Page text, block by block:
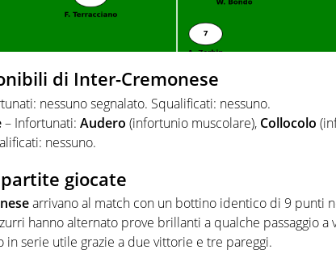
di Inter-Cremonese
nessuno segnalato. Squalificati: nessuno.
– Infortunati: Audero (infortunio muscolare), Collocolo
nessuno.
giocate
arrivano al match con un bottino identico di 9 punti
hanno alternato prove brillanti a qualche passaggio a
in serie utile grazie a due vittorie e tre pareggi.